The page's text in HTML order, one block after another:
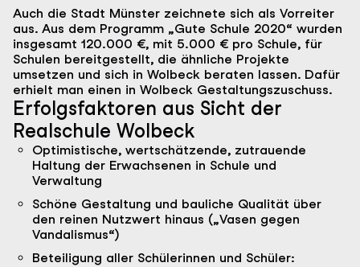
Auch die Stadt Münster zeichnete sich als Vorreiter
aus. Aus dem Programm „Gute Schule 2020“ wurden
insgesamt 120.000 €, mit 5.000 € pro Schule, für
Schulen bereitgestellt, die ähnliche Projekte
umsetzen und sich in Wolbeck beraten lassen. Dafür
erhielt man einen in Wolbeck Gestaltungszuschuss.
Erfolgsfaktoren aus Sicht der
Realschule Wolbeck
Optimistische, wertschätzende, zutrauende
Haltung der Erwachsenen in Schule und
Verwaltung
Schöne Gestaltung und bauliche Qualität über
den reinen Nutzwert hinaus („Vasen gegen
Vandalismus“)
Beteiligung aller Schülerinnen und Schüler: